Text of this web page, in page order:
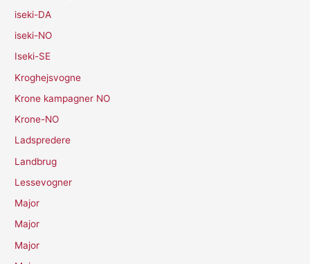
iseki-DA
iseki-NO
Iseki-SE
Kroghejsvogne
Krone kampagner NO
Krone-NO
Ladspredere
Landbrug
Lessevogner
Major
Major
Major